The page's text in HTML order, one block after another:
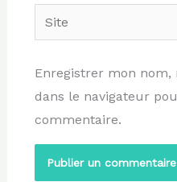
Site
Enregistrer mon
dans le navigateur
commentaire.